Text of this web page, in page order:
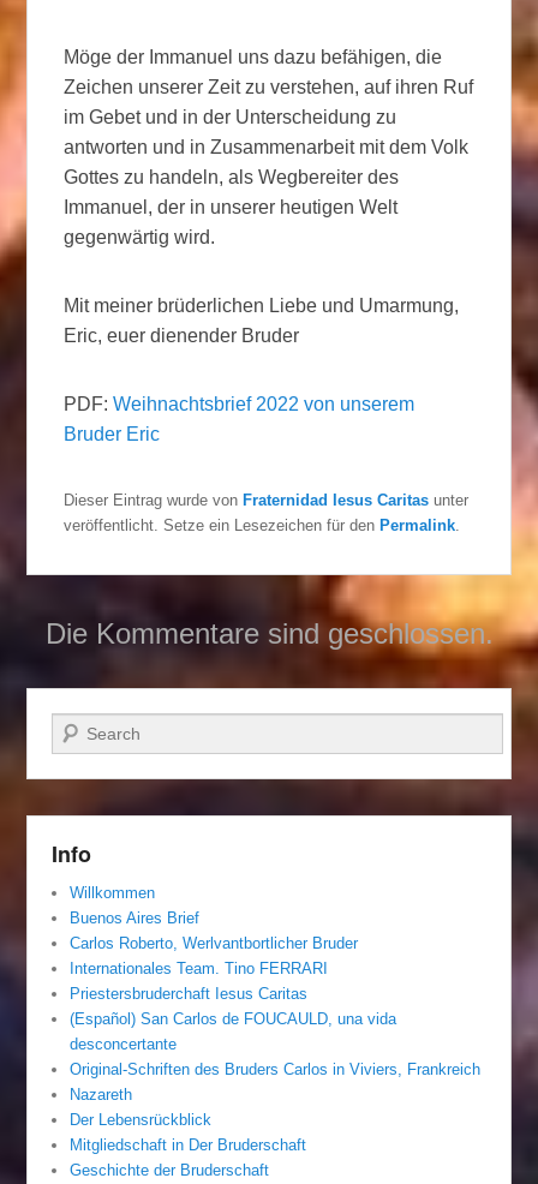
Möge der Immanuel uns dazu befähigen, die
Zeichen unserer Zeit zu verstehen, auf ihren Ruf
im Gebet und in der Unterscheidung zu
antworten und in Zusammenarbeit mit dem Volk
Gottes zu handeln, als Wegbereiter des
Immanuel, der in unserer heutigen Welt
gegenwärtig wird.
Mit meiner brüderlichen Liebe und Umarmung,
Eric, euer dienender Bruder
PDF:Weihnachtsbrief 2022 von unserem
Bruder Eric
Dieser Eintrag wurde vonFraternidad Iesus Caritas unter
veröffentlicht. Setze ein Lesezeichen für denPermalink
Die Kommentare sind geschlossen.
Suchen
Info
Willkommen
Buenos Aires Brief
Carlos Roberto, Werlvantbortlicher Bruder
Internationales Team. Tino FERRARI
Priestersbruderchaft Iesus Caritas
(Español) San Carlos de FOUCAULD, una vida
desconcertante
Original-Schriften des Bruders Carlos in Viviers, Frankreich
Nazareth
Der Lebensrückblick
Mitgliedschaft in Der Bruderschaft
Geschichte der Bruderschaft